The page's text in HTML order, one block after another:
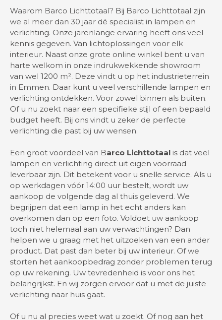
Waarom Barco Lichttotaal? Bij Barco Lichttotaal zijn
we al meer dan 30 jaar dé specialist in lampen en
verlichting. Onze jarenlange ervaring heeft ons veel
kennis gegeven. Van lichtoplossingen voor elk
interieur. Naast onze grote online winkel bent u van
harte welkom in onze indrukwekkende showroom
van wel 1200 m². Deze vindt u op het industrieterrein
in Emmen. Daar kunt u veel verschillende lampen en
verlichting ontdekken. Voor zowel binnen als buiten.
Of u nu zoekt naar een specifieke stijl of een bepaald
budget heeft. Bij ons vindt u zeker de perfecte
verlichting die past bij uw wensen.
Een groot voordeel van Barco Lichttotaal is dat veel
lampen en verlichting direct uit eigen voorraad
leverbaar zijn. Dit betekent voor u snelle service. Als u
op werkdagen vóór 14:00 uur bestelt, wordt uw
aankoop de volgende dag al thuis geleverd. We
begrijpen dat een lamp in het echt anders kan
overkomen dan op een foto. Voldoet uw aankoop
toch niet helemaal aan uw verwachtingen? Dan
helpen we u graag met het uitzoeken van een ander
product. Dat past dan beter bij uw interieur. Of we
storten het aankoopbedrag zonder problemen terug
op uw rekening. Uw tevredenheid is voor ons het
belangrijkst. En wij zorgen ervoor dat u met de juiste
verlichting naar huis gaat.
Of u nu al precies weet wat u zoekt. Of nog aan het